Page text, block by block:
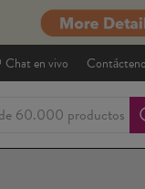
Chat en vivo